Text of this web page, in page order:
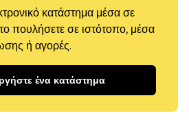
κατάστημα μέσα σε
πουλήσετε σε ιστότοπο, μέσα
ή αγορές.
ένα κατάστημα